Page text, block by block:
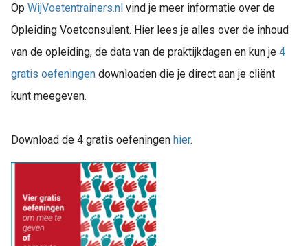
Op WijVoetentrainers.nl vind je meer informatie over de
Opleiding Voetconsulent. Hier lees je alles over de inhoud
van de opleiding, de data van de praktijkdagen en kun je 4
gratis oefeningen downloaden die je direct aan je cliënt
kunt meegeven.
Download de 4 gratis oefeningen hier.